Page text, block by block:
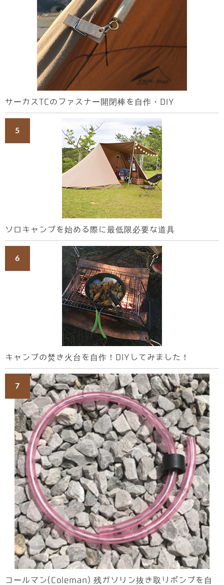
サーカスTCのファスナー開閉棒を自作・DIY
ソロキャンプを始める際に最低限必要な道具
キャンプの焚き火台を自作！DIYしてみました！
コールマン(Coleman) 残ガソリン抜き取りポンプを自